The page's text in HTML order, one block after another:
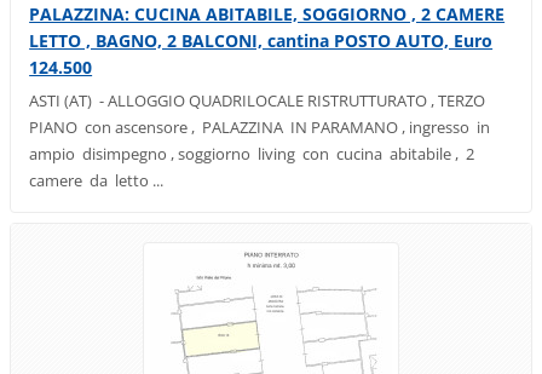
PALAZZINA: CUCINA ABITABILE, SOGGIORNO , 2 CAMERE
LETTO , BAGNO, 2 BALCONI, cantina POSTO AUTO, Euro
124.500
ASTI (AT) - ALLOGGIO QUADRILOCALE RISTRUTTURATO , TERZO
PIANO con ascensore , PALAZZINA IN PARAMANO , ingresso in
ampio disimpegno , soggiorno living con cucina abitabile , 2
camere da letto ...